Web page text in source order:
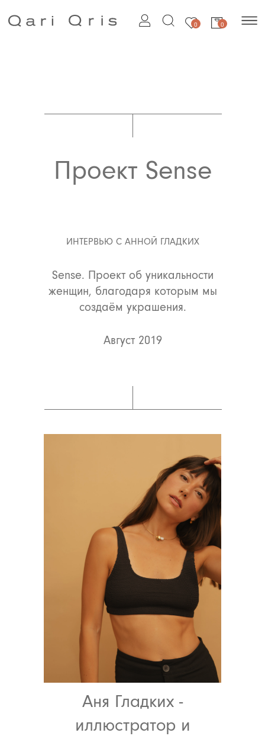
0
Проект Sense
Август 2019
Sense. Проект об уникальности
женщин, благодаря которым мы
создаём украшения.
ИНТЕРВЬЮ С АННОЙ ГЛАДКИХ
Аня Гладких -
иллюстратор и